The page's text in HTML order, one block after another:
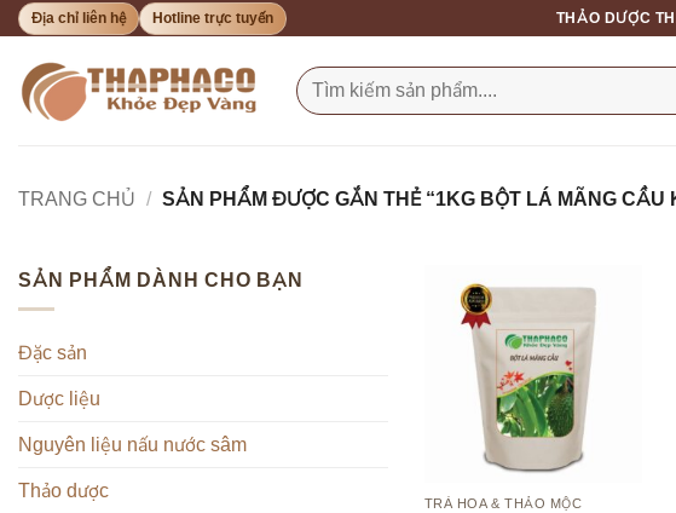
Bỏ
nội
dung
Địa chỉ liên hệ Hotline trực tuyến THẢO DƯỢC
Tìm
kiếm:
TRANG CHỦ / SẢN PHẨM ĐƯỢC GẮN THẺ “1KG BỘT LÁ MÃNG CẦU
SẢN PHẨM DÀNH CHO BẠN
Đặc sản
Dược liệu
Nguyên liệu nấu nước sâm
Thảo dược
TRÀ HOA & THẢO MỘC